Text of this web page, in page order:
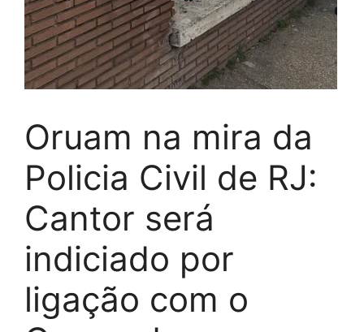
Oruam na mira da
Policia Civil de RJ:
Cantor será
indiciado por
ligação com o